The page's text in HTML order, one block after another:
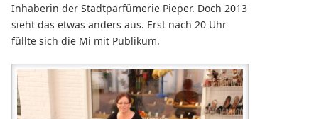
Inhaberin der Stadtparfümerie Pieper. Doch 2013
sieht das etwas anders aus. Erst nach 20 Uhr
füllte sich die Mi mit Publikum.